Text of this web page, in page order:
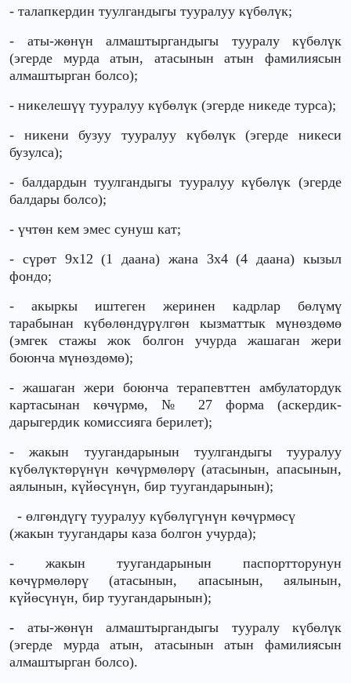
- талапкердин туулгандыгы тууралуу күбөлүк;
- аты-жөнүн алмаштыргандыгы тууралу күбөлүк
(эгерде мурда атын, атасынын атын фамилиясын
алмаштырган болсо);
- никелешүү тууралуу күбөлүк (эгерде никеде турса);
- никени бузуу тууралуу күбөлүк (эгерде никеси
бузулса);
- балдардын туулгандыгы тууралуу күбөлүк (эгерде
балдары болсо);
- үчтөн кем эмес сунуш кат;
- сүрөт 9x12 (1 даана) жана 3x4 (4 даана) кызыл
фондо;
- акыркы иштеген жеринен кадрлар бөлүмү
тарабынан күбөлөндүрүлгөн кызматтык мүнөздөмө
(эмгек стажы жок болгон учурда жашаган жери
боюнча мүнөздөмө);
- жашаган жери боюнча терапевттен амбулатордук
картасынан көчүрмө, № 27 форма (аскердик-
дарыгердик комиссияга берилет);
-жакын туугандарынын туулгандыгы тууралуу
күбөлүктөрүнүн көчүрмөлөрү(атасынын, апасынын,
аялынын, күйөсүнүн, бир туугандарынын);
- өлгөндүгү тууралуу күбөлүгүнүн көчүрмөсү
(жакын туугандары каза болгон учурда);
- жакын туугандарынын паспортторунун
көчүрмөлөрү (атасынын, апасынын, аялынын,
күйөсүнүн, бир туугандарынын);
- аты-жөнүн алмаштыргандыгы тууралу күбөлүк
(эгерде мурда атын, атасынын атын фамилиясын
алмаштырган болсо).